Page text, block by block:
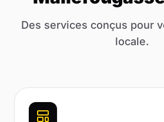
Des services conçus pour
locale.